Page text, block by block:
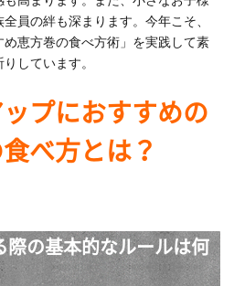
員の絆も深まります。今年こそ、
め恵方巻の食べ方術」を実践して素
しています。
プにおすすめの
べ方とは？
際の基本的なルールは何